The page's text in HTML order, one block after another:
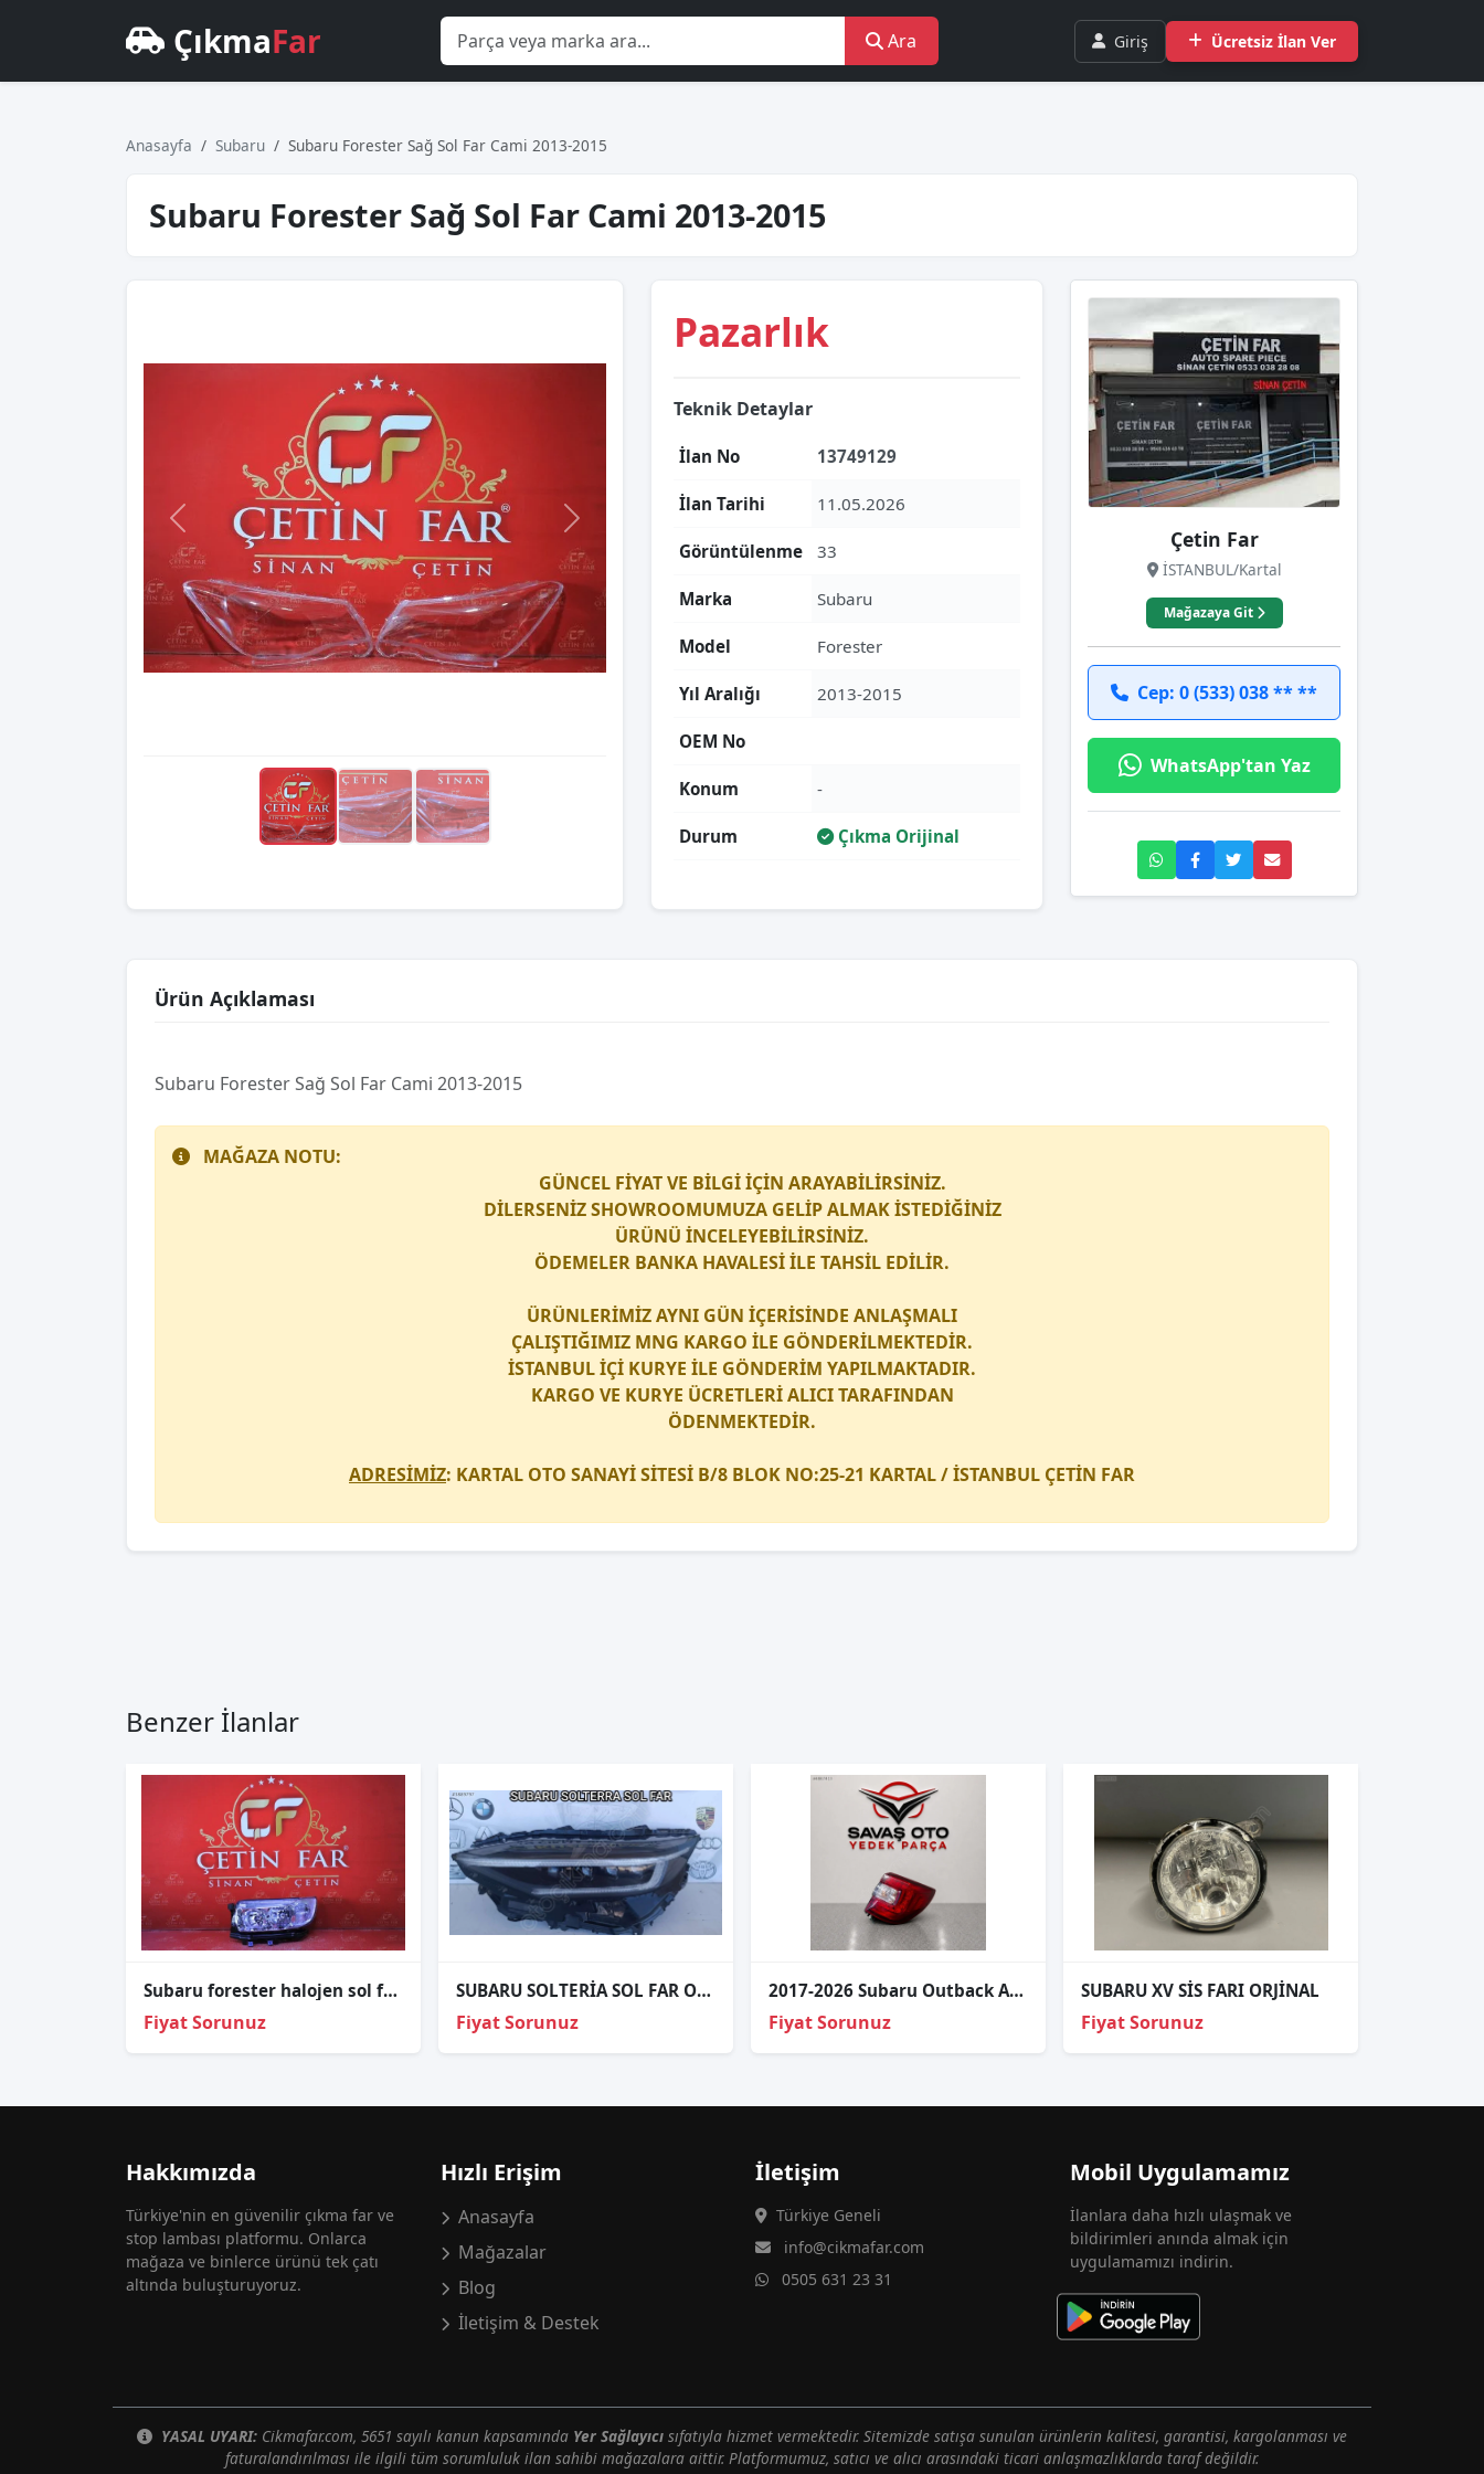
ÇıkmaFar Ara Giriş Ücretsiz İlan Ver
Anasayfa Subaru Subaru Forester Sağ Sol Far Cami 2013-2015
Subaru Forester Sağ Sol Far Cami 2013-2015
Pazarlık
Teknik Detaylar
İlan No 13749129
İlan Tarihi 11.05.2026
Görüntülenme 33
Marka Subaru
Model Forester
Yıl Aralığı 2013-2015
OEM No
Konum -
Durum Çıkma Orijinal
Çetin Far
İSTANBUL/Kartal
Mağazaya Git
Cep: 0 (533) 038 ** **
WhatsApp'tan Yaz
Ürün Açıklaması
Subaru Forester Sağ Sol Far Cami 2013-2015
MAĞAZA NOTU:
GÜNCEL FİYAT VE BİLGİ İÇİN ARAYABİLİRSİNİZ.
DİLERSENİZ SHOWROOMUMUZA GELİP ALMAK İSTEDİĞİNİZ
ÜRÜNÜ İNCELEYEBİLİRSİNİZ.
ÖDEMELER BANKA HAVALESİ İLE TAHSİL EDİLİR.
ÜRÜNLERİMİZ AYNI GÜN İÇERİSİNDE ANLAŞMALI
ÇALIŞTIĞIMIZ MNG KARGO İLE GÖNDERİLMEKTEDİR.
İSTANBUL İÇİ KURYE İLE GÖNDERİM YAPILMAKTADIR.
KARGO VE KURYE ÜCRETLERİ ALICI TARAFINDAN
ÖDENMEKTEDİR.
ADRESİMİZ: KARTAL OTO SANAYİ SİTESİ B/8 BLOK NO:25-21 KARTAL / İSTANBUL ÇETİN FAR
Benzer İlanlar
Subaru forester halojen sol far sıfır depo 84913-sa321 2003-2007
Fiyat Sorunuz
SUBARU SOLTERİA SOL FAR ORJİNAL ÇIKMA
Fiyat Sorunuz
2017-2026 Subaru Outback Arka Stop Ledli Sağ Sol
Fiyat Sorunuz
SUBARU XV SİS FARI ORJİNAL
Fiyat Sorunuz
Hakkımızda
Türkiye'nin en güvenilir çıkma far ve
stop lambası platformu. Onlarca
mağaza ve binlerce ürünü tek çatı
altında buluşturuyoruz.
Hızlı Erişim
Anasayfa
Mağazalar
Blog
İletişim & Destek
İletişim
Türkiye Geneli
info@cikmafar.com
0505 631 23 31
Mobil Uygulamamız
İlanlara daha hızlı ulaşmak ve
bildirimleri anında almak için
uygulamamızı indirin.
YASAL UYARI: Cikmafar.com, 5651 sayılı kanun kapsamında Yer Sağlayıcı sıfatıyla hizmet vermektedir. Sitemizde satışa sunulan ürünlerin kalitesi, garantisi, kargolanması ve
faturalandırılması ile ilgili tüm sorumluluk ilan sahibi mağazalara aittir. Platformumuz, satıcı ve alıcı arasındaki ticari anlaşmazlıklarda taraf değildir.